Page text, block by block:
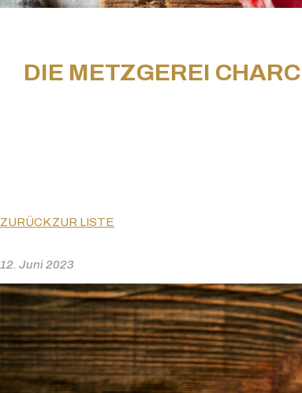
DIE METZGEREI
ZURÜCK ZUR LISTE
12. Juni 2023